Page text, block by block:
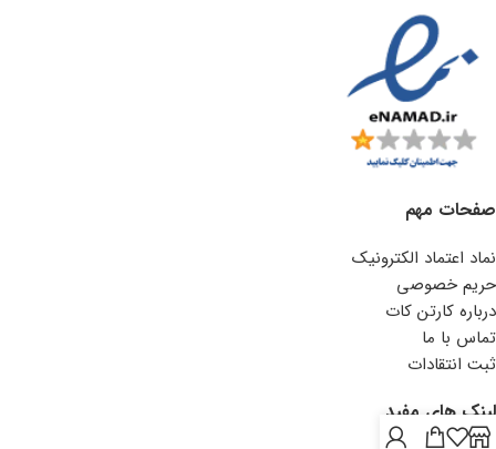
صفحات مهم
نماد اعتماد الکترونیک
حریم خصوصی
درباره کارتن کات
تماس با ما
ثبت انتقادات
لینک های مفید